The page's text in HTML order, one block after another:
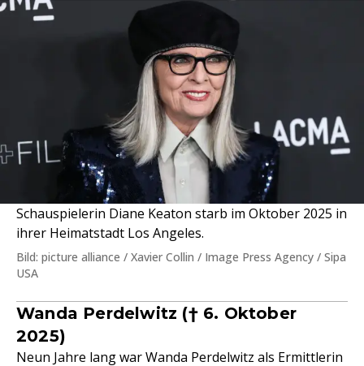
Schauspielerin Diane Keaton starb im Oktober 2025 in
ihrer Heimatstadt Los Angeles.
Bild: picture alliance / Xavier Collin / Image Press Agency / Sipa
USA
Wanda Perdelwitz († 6. Oktober
2025)
Neun Jahre lang war Wanda Perdelwitz als Ermittlerin